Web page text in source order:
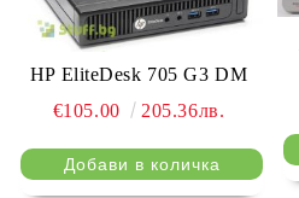
HP EliteDesk 705 G3 DM
€105.00
205.36лв.